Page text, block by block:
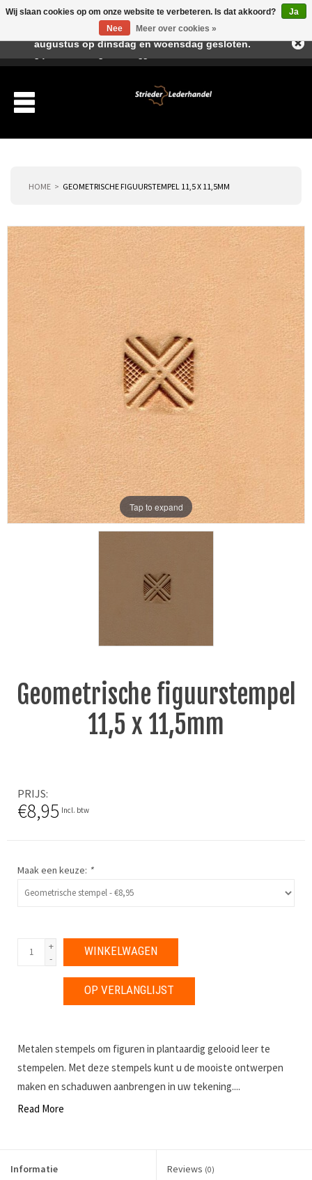
Producten
Over ons
Verzending
Merken
HOME GEOMETRISCHE FIGUURSTEMPEL 11,5 X 11,5MM
Tap to expand
Geometrische figuurstempel
11,5 x 11,5mm
PRIJS
€8,95 Incl. btw
Maak een keuze: *
+
-
WINKELWAGEN
OP VERLANGLIJST
Metalen stempels om figuren in plantaardig gelooid leer te
stempelen. Met deze stempels kunt u de mooiste ontwerpen
maken en schaduwen aanbrengen in uw tekening....
Read More
Informatie Reviews (0)
Wij slaan cookies op om onze website te verbeteren. Is dat akkoord?
Ja
Nee
Meer over cookies »
Beste klant, I.v.m. de vakantieperiode zijn wij in juli en
augustus op dinsdag en woensdag gesloten.